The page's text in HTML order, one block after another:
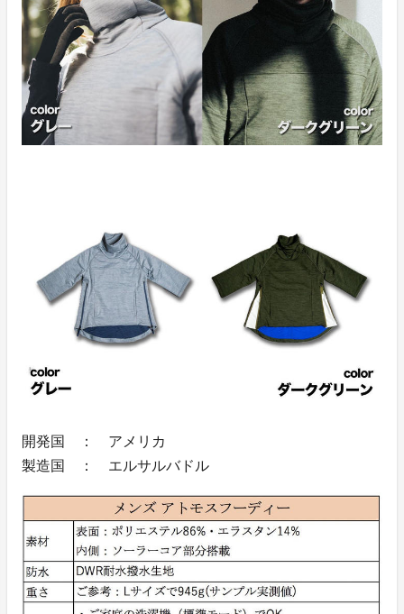
開発国 ： アメリカ
製造国 ： エルサルバドル